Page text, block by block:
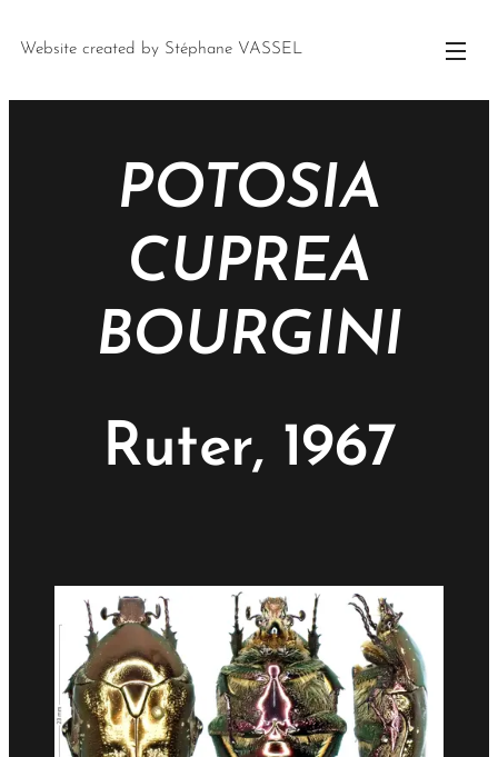
Website created by Stéphane VASSEL
POTOSIA
CUPREA
BOURGINI
Ruter, 1967